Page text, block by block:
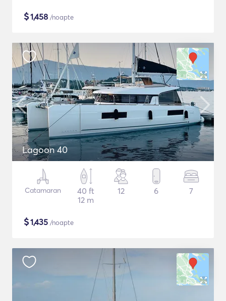
$1,458 /noapte
Lagoon 40
Catamaran
40 ft
12 m
12 6 7
$1,435 /noapte